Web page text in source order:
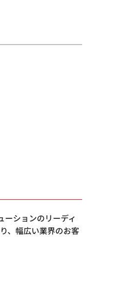
ションのリーディ
、幅広い業界のお客